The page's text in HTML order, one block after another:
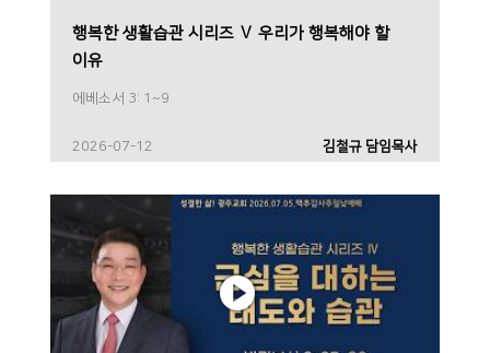
행복한 생활습관 시리즈 Ⅴ 우리가 행복해야 할
이유
에베소서 3: 1~9
2026-07-12 김철규 담임목사